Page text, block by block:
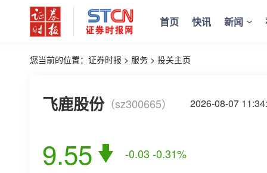
首页 快讯 新闻
您当前的位置： 证券时报 > 服务 > 投关主页
飞鹿股份（sz300665） 2026-08-07
9.55 -0.03 -0.31%